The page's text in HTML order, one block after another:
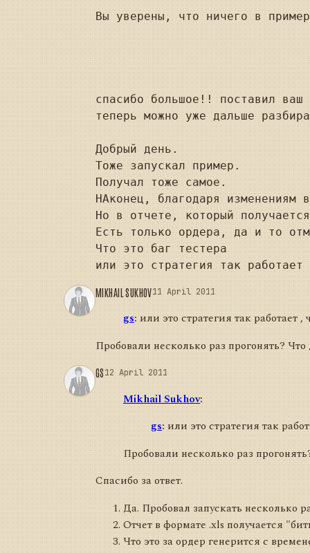
Вы уверены, что ничего в
спасибо большое!! поставил
теперь можно уже дальше
Добрый день.
Тоже запускал пример.
Получал тоже самое.
НАконец, благодаря изменениям
Но в отчете, который
Есть только ордера, да и то
Что это баг тестера
MIKHAIL SUKHOV11 April 2011
gs: или это стратегия так работает
Пробовали несколько раз прогонять?
GS12 April 2011
Mikhail Sukhov:
gs: или это стратегия так
Пробовали несколько раз
Спасибо за ответ.
Да. Пробовал запускать несколько
Отчет в формате .xls получается
Что это за ордер генерится с